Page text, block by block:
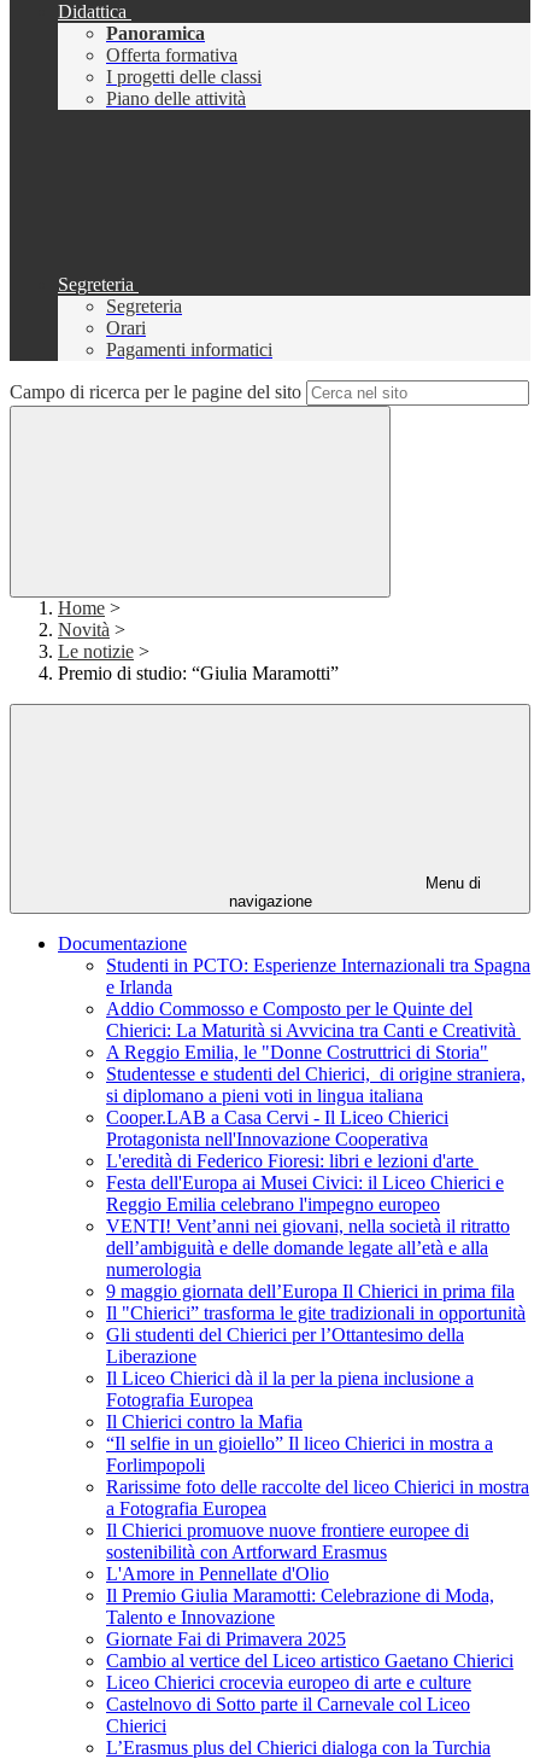
Didattica
Panoramica
Offerta formativa
I progetti delle classi
Piano delle attività
Segreteria
Segreteria
Orari
Pagamenti informatici
Campo di ricerca per le pagine del sito
Home >
Novità >
Le notizie >
Premio di studio: “Giulia Maramotti”
Menu di
navigazione
Documentazione
Studenti in PCTO: Esperienze Internazionali tra Spagna
e Irlanda
Addio Commosso e Composto per le Quinte del
Chierici: La Maturità si Avvicina tra Canti e Creatività
A Reggio Emilia, le "Donne Costruttrici di Storia"
Studentesse e studenti del Chierici, di origine straniera,
si diplomano a pieni voti in lingua italiana
Cooper.LAB a Casa Cervi - Il Liceo Chierici
Protagonista nell'Innovazione Cooperativa
L'eredità di Federico Fioresi: libri e lezioni d'arte
Festa dell'Europa ai Musei Civici: il Liceo Chierici e
Reggio Emilia celebrano l'impegno europeo
VENTI! Vent’anni nei giovani, nella società il ritratto
dell’ambiguità e delle domande legate all’età e alla
numerologia
9 maggio giornata dell’Europa Il Chierici in prima fila
Il "Chierici” trasforma le gite tradizionali in opportunità
Gli studenti del Chierici per l’Ottantesimo della
Liberazione
Il Liceo Chierici dà il la per la piena inclusione a
Fotografia Europea
Il Chierici contro la Mafia
“Il selfie in un gioiello” Il liceo Chierici in mostra a
Forlimpopoli
Rarissime foto delle raccolte del liceo Chierici in mostra
a Fotografia Europea
Il Chierici promuove nuove frontiere europee di
sostenibilità con Artforward Erasmus
L'Amore in Pennellate d'Olio
Il Premio Giulia Maramotti: Celebrazione di Moda,
Talento e Innovazione
Giornate Fai di Primavera 2025
Cambio al vertice del Liceo artistico Gaetano Chierici
Liceo Chierici crocevia europeo di arte e culture
Castelnovo di Sotto parte il Carnevale col Liceo
Chierici
L’Erasmus plus del Chierici dialoga con la Turchia